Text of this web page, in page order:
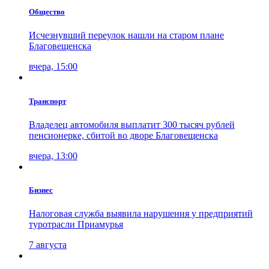
Общество
Исчезнувший переулок нашли на старом плане
Благовещенска
вчера, 15:00
Транспорт
Владелец автомобиля выплатит 300 тысяч рублей
пенсионерке, сбитой во дворе Благовещенска
вчера, 13:00
Бизнес
Налоговая служба выявила нарушения у предприятий
туротрасли Приамурья
7 августа